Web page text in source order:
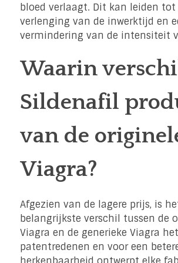
bloed verlaagt. Dit kan leiden tot
verlenging van de inwerktijd en
vermindering van de intensiteit
Waarin
Sildenafil
van de
Viagra?
Afgezien van de lagere prijs, is
belangrijkste verschil tussen de
Viagra en de generieke Viagra
patentredenen en voor een